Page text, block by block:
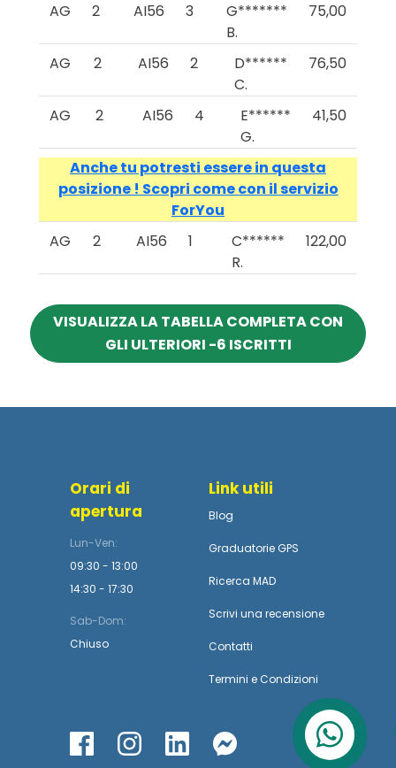
AG
2 AI56 3
G*******
B.
75,00
AG 2 AI56 2
D******
C.
76,50
AG 2 AI56 4
E******
G.
41,50
Anche tu potresti essere in questa
posizione ! Scopri come con il servizio
ForYou
AG
2 AI56 1
C******
R.
122,00
VISUALIZZA LA TABELLA COMPLETA CON
GLI ULTERIORI -6 ISCRITTI
Orari di
apertura
Lun-Ven:
09:30 - 13:00
14:30 - 17:30
Sab-Dom:
Chiuso
Link utili
Blog
Graduatorie GPS
Ricerca MAD
Scrivi una recensione
Contatti
Termini e Condizioni